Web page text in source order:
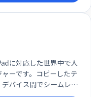
に対応した世界中で人
ーです。コピーしたテ
バイス間でシームレス